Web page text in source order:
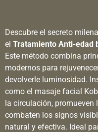
Descubre el secreto
el Tratamiento Anti-edad
Este método combina
modernos para
devolverle luminosidad.
como el masaje facial
la circulación, promueven
combaten los signos
natural y efectiva. Ideal